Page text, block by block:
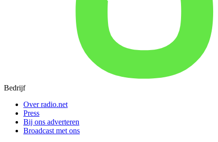
Bedrijf
Over radio.net
Press
Bij ons adverteren
Broadcast met ons